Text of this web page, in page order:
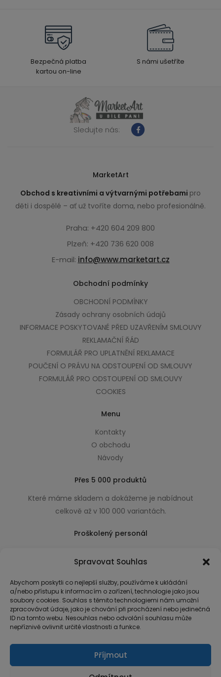
Spravovat Souhlas
Abychom poskytli co nejlepší služby, používáme k ukládání
a/nebo přístupu k informacím o zařízení, technologie jako jsou
soubory cookies. Souhlas s těmito technologiemi nám umožní
zpracovávat údaje, jako je chování při procházení nebo jedinečná
ID na tomto webu. Nesouhlas nebo odvolání souhlasu může
nepříznivě ovlivnit určité vlastnosti a funkce.
Příjmout
Bezpečná platba
kartou on-line
S námi ušetříte
Sledujte nás:
MarketArt
Obchod s kreativními a výtvarnými potřebami pro
děti i dospělé – ať už tvoříte doma, nebo profesionálně.
Praha: +420 604 209 800
Plzeň: +420 736 620 008
E-mail: info@www.marketart.cz
Obchodní podmínky
OBCHODNÍ PODMÍNKY
Zásady ochrany osobních údajů
INFORMACE POSKYTOVANÉ PŘED UZAVŘENÍM SMLOUVY
REKLAMAČNÍ ŘÁD
FORMULÁŘ PRO UPLATNĚNÍ REKLAMACE
POUČENÍ O PRÁVU NA ODSTOUPENÍ OD SMLOUVY
FORMULÁŘ PRO ODSTOUPENÍ OD SMLOUVY
COOKIES
Menu
Kontakty
O obchodu
Návody
Přes 5 000 produktů
Které máme skladem a dokážeme je nabídnout
celkově až v 100 000 variantách.
Proškolený personál
usnadňující nákup.